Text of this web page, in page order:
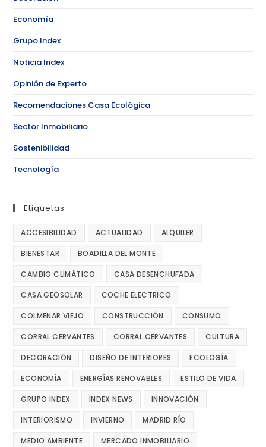
Economía
Grupo Index
Noticia Index
Opinión de Experto
Recomendaciones Casa Ecológica
Sector Inmobiliario
Sostenibilidad
Tecnología
Etiquetas
ACCESIBILIDAD ACTUALIDAD ALQUILER
BIENESTAR BOADILLA DEL MONTE
CAMBIO CLIMÁTICO CASA DESENCHUFADA
CASA GEOSOLAR COCHE ELECTRICO
COLMENAR VIEJO CONSTRUCCIÓN CONSUMO
CORRAL CERVANTES CORRAL CERVANTES CULTURA
DECORACIÓN DISEÑO DE INTERIORES ECOLOGÍA
ECONOMÍA ENERGÍAS RENOVABLES ESTILO DE VIDA
GRUPO INDEX INDEX NEWS INNOVACIÓN
INTERIORISMO INVIERNO MADRID RÍO
MEDIO AMBIENTE MERCADO INMOBILIARIO